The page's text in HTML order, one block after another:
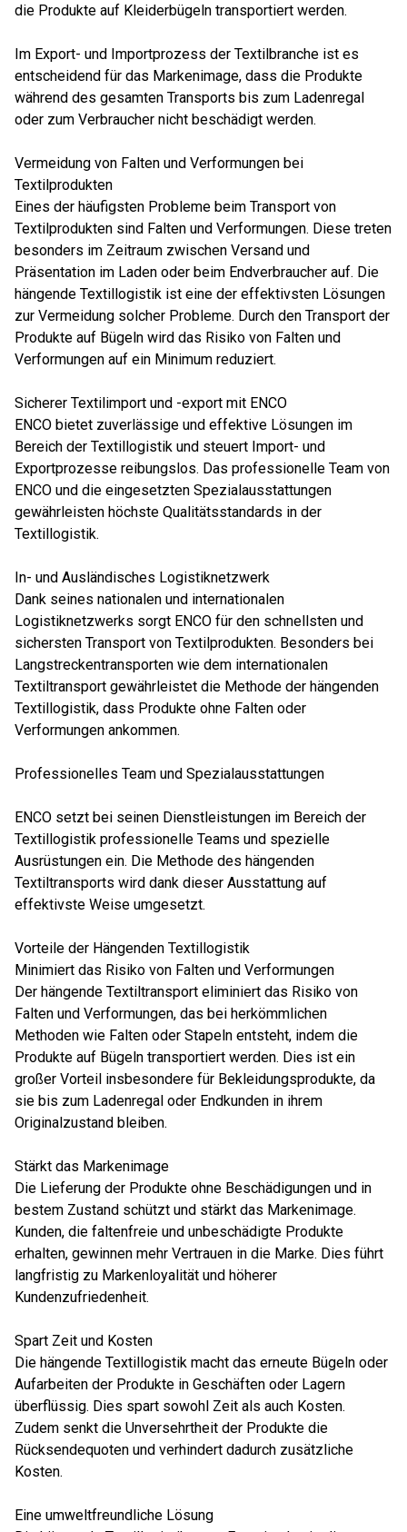
die Produkte auf Kleiderbügeln transportiert werden.
Im Export- und Importprozess der Textilbranche ist es
entscheidend für das Markenimage, dass die Produkte
während des gesamten Transports bis zum Ladenregal
oder zum Verbraucher nicht beschädigt werden.
Vermeidung von Falten und Verformungen bei
Textilprodukten
Eines der häufigsten Probleme beim Transport von
Textilprodukten sind Falten und Verformungen. Diese treten
besonders im Zeitraum zwischen Versand und
Präsentation im Laden oder beim Endverbraucher auf. Die
hängende Textillogistik ist eine der effektivsten Lösungen
zur Vermeidung solcher Probleme. Durch den Transport der
Produkte auf Bügeln wird das Risiko von Falten und
Verformungen auf ein Minimum reduziert.
Sicherer Textilimport und -export mit ENCO
ENCO bietet zuverlässige und effektive Lösungen im
Bereich der Textillogistik und steuert Import- und
Exportprozesse reibungslos. Das professionelle Team von
ENCO und die eingesetzten Spezialausstattungen
gewährleisten höchste Qualitätsstandards in der
Textillogistik.
In- und Ausländisches Logistiknetzwerk
Dank seines nationalen und internationalen
Logistiknetzwerks sorgt ENCO für den schnellsten und
sichersten Transport von Textilprodukten. Besonders bei
Langstreckentransporten wie dem internationalen
Textiltransport gewährleistet die Methode der hängenden
Textillogistik, dass Produkte ohne Falten oder
Verformungen ankommen.
Professionelles Team und Spezialausstattungen
ENCO setzt bei seinen Dienstleistungen im Bereich der
Textillogistik professionelle Teams und spezielle
Ausrüstungen ein. Die Methode des hängenden
Textiltransports wird dank dieser Ausstattung auf
effektivste Weise umgesetzt.
Vorteile der Hängenden Textillogistik
Minimiert das Risiko von Falten und Verformungen
Der hängende Textiltransport eliminiert das Risiko von
Falten und Verformungen, das bei herkömmlichen
Methoden wie Falten oder Stapeln entsteht, indem die
Produkte auf Bügeln transportiert werden. Dies ist ein
großer Vorteil insbesondere für Bekleidungsprodukte, da
sie bis zum Ladenregal oder Endkunden in ihrem
Originalzustand bleiben.
Stärkt das Markenimage
Die Lieferung der Produkte ohne Beschädigungen und in
bestem Zustand schützt und stärkt das Markenimage.
Kunden, die faltenfreie und unbeschädigte Produkte
erhalten, gewinnen mehr Vertrauen in die Marke. Dies führt
langfristig zu Markenloyalität und höherer
Kundenzufriedenheit.
Spart Zeit und Kosten
Die hängende Textillogistik macht das erneute Bügeln oder
Aufarbeiten der Produkte in Geschäften oder Lagern
überflüssig. Dies spart sowohl Zeit als auch Kosten.
Zudem senkt die Unversehrtheit der Produkte die
Rücksendequoten und verhindert dadurch zusätzliche
Kosten.
Eine umweltfreundliche Lösung